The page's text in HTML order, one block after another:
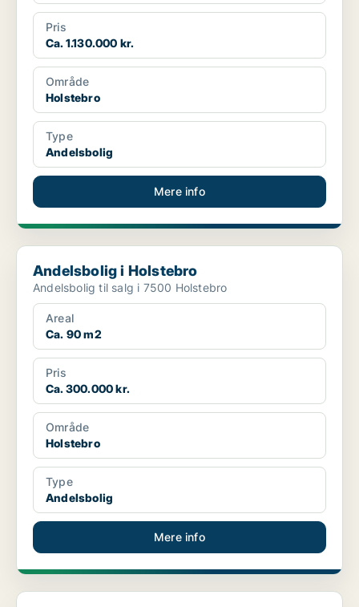
Pris
Ca. 1.130.000 kr.
Område
Holstebro
Type
Andelsbolig
Mere info
Andelsbolig i Holstebro
Andelsbolig i Holstebro
Andelsbolig til salg i 7500 Holstebro
Areal
Ca. 90 m2
Pris
Ca. 300.000 kr.
Område
Holstebro
Type
Andelsbolig
Mere info
Andelsbolig i Struer